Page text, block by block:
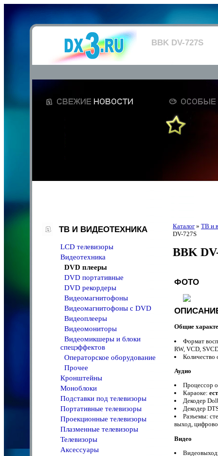
BBK DV-727S
ТВ И ВИДЕОТЕХНИКА
LCD телевизоры
Видеотехника
DVD плееры
DVD портативные
DVD рекордеры
Видеомагнитофоны
Видеомагнитофоны с DVD
Видеоплееры
Видеомониторы
Видеомикшеры и блоки
спецэффектов
Операторское оборудование
Прочее
Кронштейны
Моноблоки
Подставки под телевизоры
Портативные телевизоры
Проекционные телевизоры
Плазменные телевизоры
Телевизоры
Аксессуары
Каталог » ТВ и
DV-727S
BBK
ФОТО
Общие
Формат
RW, VCD,
Аудио
Процессор
Караоке:
Декодер
Декодер
Разъемы:
выход,
Видео